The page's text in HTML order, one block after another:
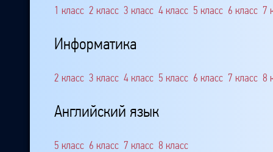
1 класс 2 класс 3 класс 4 класс 5 класс 6 класс 7
Информатика
2 класс 3 класс 4 класс 5 класс 6 класс 7 класс 8
Английский язык
5 класс 6 класс 7 класс 8 класс